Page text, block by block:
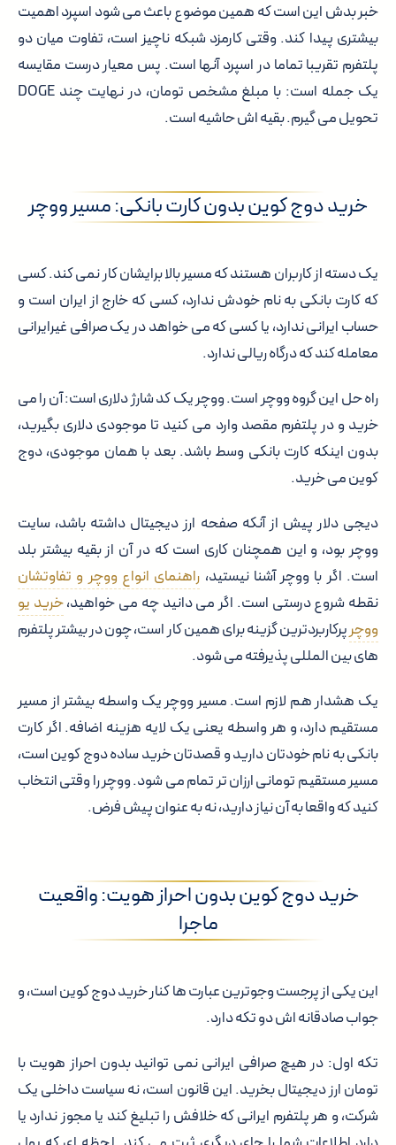
خبر بدش این است که همین موضوع باعث می شود اسپرد اهمیت
بیشتری پیدا کند. وقتی کارمزد شبکه ناچیز است، تفاوت میان دو
پلتفرم تقریبا تماما در اسپرد آنها است. پس معیار درست مقایسه
یک جمله است:
با مبلغ مشخص تومان، در نهایت چند DOGE
تحویل می گیرم.بقیه اش حاشیه است.
خرید دوج کوین بدون کارت بانکی: مسیر ووچر
یک دسته از کاربران هستند که مسیر بالا برایشان کار نمی کند. کسی
که کارت بانکی به نام خودش ندارد، کسی که خارج از ایران است و
حساب ایرانی ندارد، یا کسی که می خواهد در یک صرافی غیرایرانی
معامله کند که درگاه ریالی ندارد.
راه حل این گروه ووچر است. ووچر یک کد شارژ دلاری است: آن را می
خرید و در پلتفرم مقصد وارد می کنید تا موجودی دلاری بگیرید،
بدون اینکه کارت بانکی وسط باشد. بعد با همان موجودی، دوج
کوین می خرید.
دیجی دلار پیش از آنکه صفحه ارز دیجیتال داشته باشد، سایت
ووچر بود، و این همچنان کاری است که در آن از بقیه بیشتر بلد
است. اگر با ووچر آشنا نیستید، راهنمای انواع ووچر و تفاوتشان
نقطه شروع درستی است. اگر می دانید چه می خواهید،خرید یو
ووچرپرکاربردترین گزینه برای همین کار است، چون در بیشتر پلتفرم
های بین المللی پذیرفته می شود.
یک هشدار هم لازم است. مسیر ووچر یک واسطه بیشتر از مسیر
مستقیم دارد، و هر واسطه یعنی یک لایه هزینه اضافه. اگر کارت
بانکی به نام خودتان دارید و قصدتان خرید ساده دوج کوین است،
مسیر مستقیم تومانی ارزان تر تمام می شود. ووچر را وقتی انتخاب
کنید که واقعا به آن نیاز دارید، نه به عنوان پیش فرض.
خرید دوج کوین بدون احراز هویت: واقعیت
ماجرا
این یکی از پرجست وجوترین عبارت ها کنار خرید دوج کوین است، و
جواب صادقانه اش دو تکه دارد.
تکه اول: در هیچ صرافی ایرانی نمی توانید بدون احراز هویت با
تومان ارز دیجیتال بخرید.این قانون است، نه سیاست داخلی یک
شرکت، و هر پلتفرم ایرانی که خلافش را تبلیغ کند یا مجوز ندارد یا